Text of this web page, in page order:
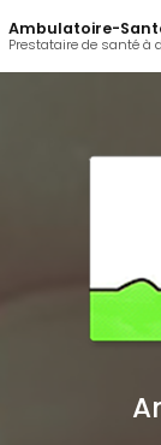
au
contenu
principal
Ambulatoire-
Prestataire de santé à